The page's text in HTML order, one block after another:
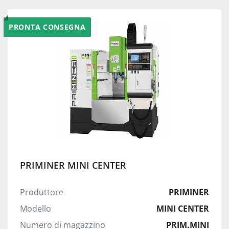
PRONTA CONSEGNA
PRIMINER MINI CENTER
Produttore
PRIMINER
Modello
MINI CENTER
Numero di magazzino
PRIM.MINI